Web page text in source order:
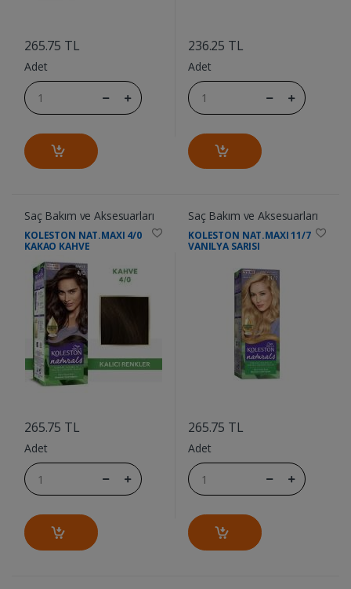
265.75 TL
Adet
236.25 TL
Adet
Saç Bakım ve Aksesuarları
KOLESTON NAT.MAXI 4/0
KAKAO KAHVE
265.75 TL
Adet
Saç Bakım ve Aksesuarları
KOLESTON NAT.MAXI 11/7
VANILYA SARISI
265.75 TL
Adet